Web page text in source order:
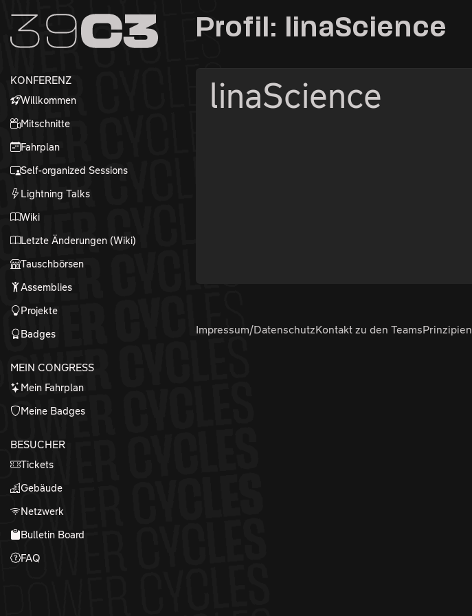
Zum Inhalt
Zum Footer
KONFERENZ
Willkommen
Mitschnitte
Fahrplan
Self-organized Sessions
Lightning Talks
Wiki
Letzte Änderungen (Wiki)
Tauschbörsen
Assemblies
Projekte
Badges
MEIN CONGRESS
Mein Fahrplan
Meine Badges
BESUCHER
Tickets
Gebäude
Netzwerk
Bulletin Board
FAQ
Profil: linaScience
linaScience
Impressum/DatenschutzKontakt zu den TeamsPrinzipien